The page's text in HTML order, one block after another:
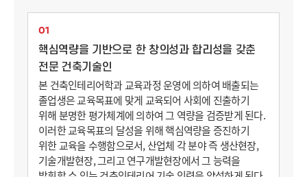
01
핵심역량을 기반으로 한 창의성과 합리성을 갖춘
전문 건축기술인
본 건축인테리어학과 교육과정 운영에 의하여 배출되는
졸업생은 교육목표에 맞게 교육되어 사회에 진출하기
위해 분명한 평가체계에 의하여 그 역량을 검증받게 된다.
이러한 교육목표의 달성을 위해 핵심역량을 증진하기
위한 교육을 수행함으로서, 산업체 각 분야 즉 생산현장,
기술개발현장, 그리고 연구개발현장에서 그 능력을